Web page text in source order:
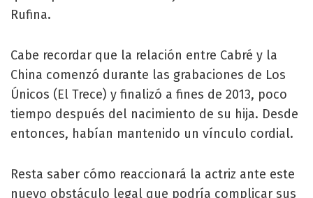
Rufina.
Cabe recordar que la relación entre Cabré y la
China comenzó durante las grabaciones de Los
Únicos (El Trece) y finalizó a fines de 2013, poco
tiempo después del nacimiento de su hija. Desde
entonces, habían mantenido un vínculo cordial.
Resta saber cómo reaccionará la actriz ante este
nuevo obstáculo legal que podría complicar sus